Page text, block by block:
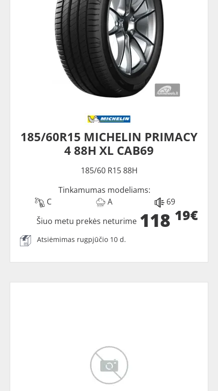
185/60R15 MICHELIN PRIMACY
4 88H XL CAB69
185/60 R15 88H
Tinkamumas modeliams:
C
A 69
118 19€
Šiuo metu prekės neturime
Atsiėmimas rugpjūčio 10 d.